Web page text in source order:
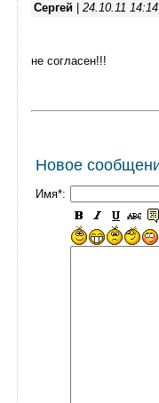
Сергей 24.10.11 14:14
не согласен!!!
Новое
Имя*: